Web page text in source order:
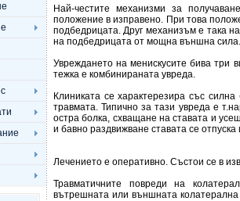
Най-честите механизми за
положение в изправено. При това
подбедрицата. Друг механизъм е така
на подбедрицата от мощна външна сила.
Увреждането на менискусите бива три
тежка е комбинираната увреда.
Клиниката се характерезира със
травмата. Типично за тази увреда е
остра болка, схващане на ставата и
и бавно раздвижване ставата се
Лечението е оперативно. Състои се в
Травматичните повреди на
вътрешната или външната